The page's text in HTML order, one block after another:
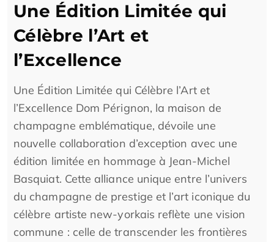
Une Édition Limitée qui
Célèbre l’Art et
l’Excellence
Une Édition Limitée qui Célèbre l’Art et
l’Excellence Dom Pérignon, la maison de
champagne emblématique, dévoile une
nouvelle collaboration d’exception avec une
édition limitée en hommage à Jean-Michel
Basquiat. Cette alliance unique entre l’univers
du champagne de prestige et l’art iconique du
célèbre artiste new-yorkais reflète une vision
commune : celle de transcender les frontières